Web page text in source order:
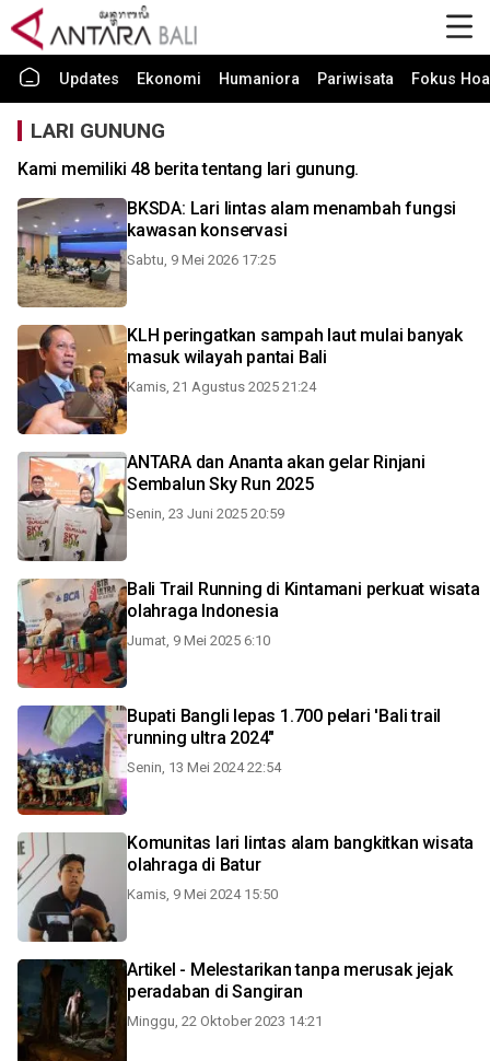
Updates Ekonomi Humaniora Pariwisata Fokus
LARI GUNUNG
Kami memiliki 48 berita tentang lari gunung.
BKSDA: Lari lintas alam menambah fungsi
kawasan konservasi
Sabtu, 9 Mei 2026 17:25
KLH peringatkan sampah laut mulai banyak
masuk wilayah pantai Bali
Kamis, 21 Agustus 2025 21:24
ANTARA dan Ananta akan gelar Rinjani
Sembalun Sky Run 2025
Senin, 23 Juni 2025 20:59
Bali Trail Running di Kintamani perkuat wisata
olahraga Indonesia
Jumat, 9 Mei 2025 6:10
Bupati Bangli lepas 1.700 pelari 'Bali trail
running ultra 2024"
Senin, 13 Mei 2024 22:54
Komunitas lari lintas alam bangkitkan wisata
olahraga di Batur
Kamis, 9 Mei 2024 15:50
Artikel - Melestarikan tanpa merusak jejak
peradaban di Sangiran
Minggu, 22 Oktober 2023 14:21